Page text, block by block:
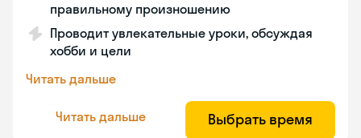
правильному произношению
Проводит увлекательные уроки, обсуждая
хобби и цели
Читать дальше
Читать дальше Выбрать время